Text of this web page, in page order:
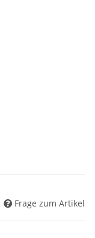
Frage zum Artikel